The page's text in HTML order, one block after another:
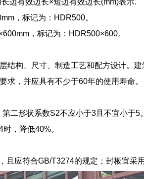
，标记为：HDR500。
，标记为：HDR500×600。
结构、尺寸、制造工艺和配方设计。
求，并应具有不少于60年的使用寿命。
二形状系数S2不应小于3且不宜小于
，降低40%。
应符合GB/T3274的规定；封板宜采